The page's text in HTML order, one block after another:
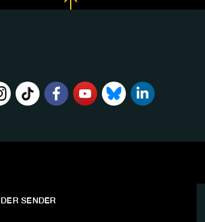
DER SENDER